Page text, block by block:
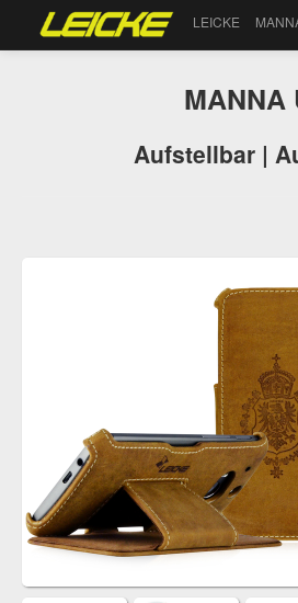
LEICKE
Aufstellbar |